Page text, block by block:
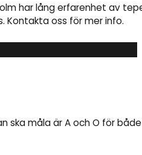
har lång erfarenhet av
Kontakta oss för mer info.
ska måla är A och O för